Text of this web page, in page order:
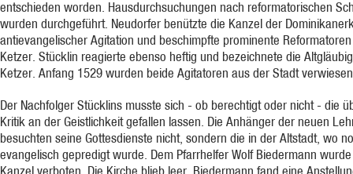
entschieden worden. Hausdurchsuchungen nach reformatorischen
wurden durchgeführt. Neudorfer benützte die Kanzel der
antievangelischer Agitation und beschimpfte prominente
Ketzer. Stücklin reagierte ebenso heftig und bezeichnete die
Ketzer. Anfang 1529 wurden beide Agitatoren aus der Stadt
Der Nachfolger Stücklins musste sich - ob berechtigt oder nicht - die
Kritik an der Geistlichkeit gefallen lassen. Die Anhänger der neuen
besuchten seine Gottesdienste nicht, sondern die in der Altstadt, wo
evangelisch gepredigt wurde. Dem Pfarrhelfer Wolf Biedermann
Kanzel verboten. Die Kirche blieb leer. Biedermann fand eine